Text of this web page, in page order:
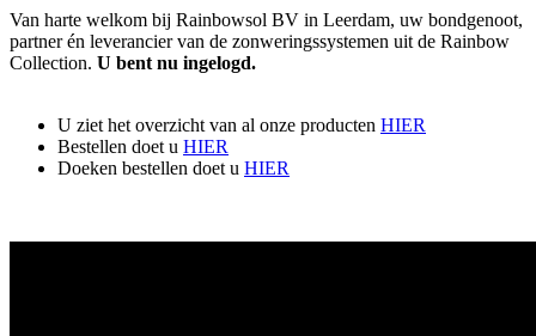
Van harte welkom bij Rainbowsol BV in Leerdam, uw bondgenoot,
partner én leverancier van de zonweringssystemen uit de Rainbow
Collection. U bent nu ingelogd.
U ziet het overzicht van al onze producten HIER
Bestellen doet u HIER
Doeken bestellen doet u HIER